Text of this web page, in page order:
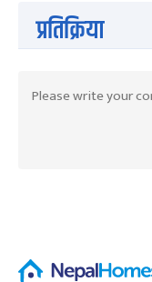
प्रतिक्रिया